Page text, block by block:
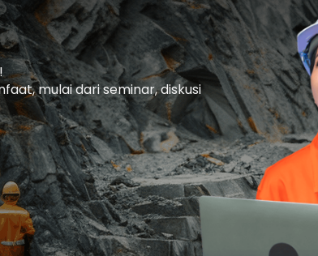
mulai dari seminar, diskusi